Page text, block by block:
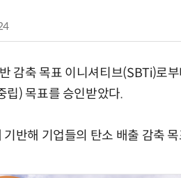
감축 목표 이니셔티브(SBTi)로
) 목표를 승인받았다.
반해 기업들의 탄소 배출 감축